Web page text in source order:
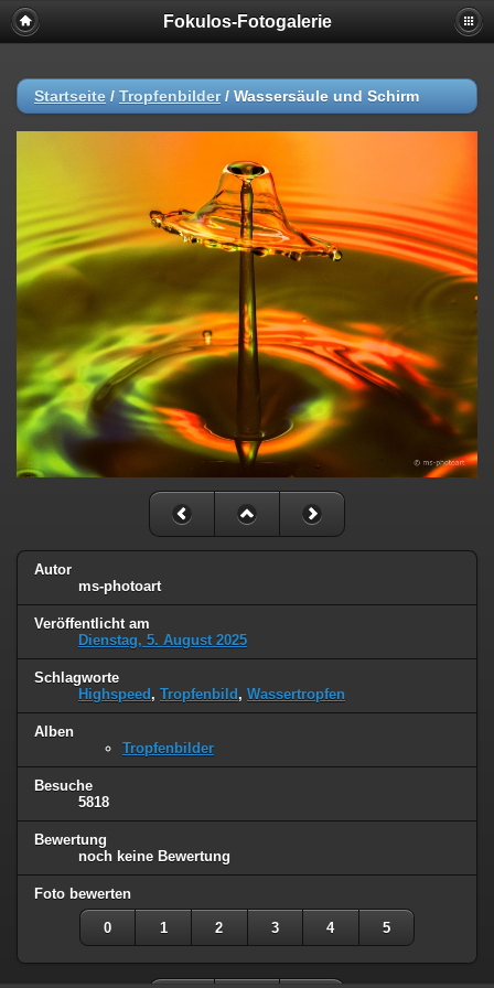
Fokulos-Fotogalerie
Startseite / Tropfenbilder/ Wassersäule und Schirm
Autor
ms-photoart
Veröffentlicht am
Dienstag, 5. August 2025
Schlagworte
Highspeed , Tropfenbild , Wassertropfen
Alben
Tropfenbilder
Besuche
5818
Bewertung
noch keine Bewertung
Foto bewerten
0 1 2 3 4 5